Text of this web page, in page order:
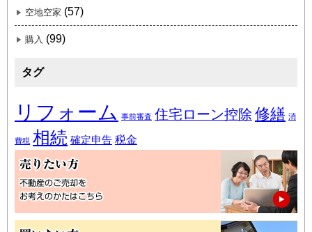
空地空家 (57)
購入 (99)
タグ
リフォーム 事前審査 住宅ローン控除 修繕 消
費税 相続 確定申告 税金